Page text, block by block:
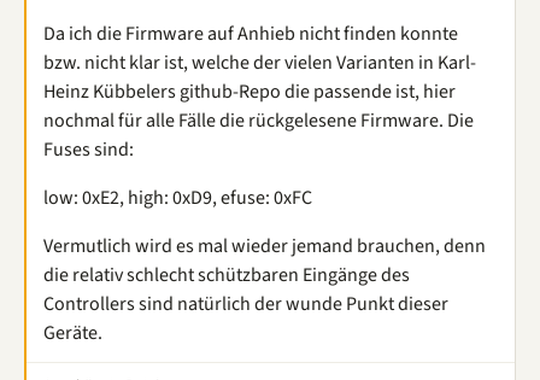
Da ich die Firmware auf Anhieb nicht finden konnte
bzw. nicht klar ist, welche der vielen Varianten in Karl-
Heinz Kübbelers github-Repo die passende ist, hier
nochmal für alle Fälle die rückgelesene Firmware. Die
Fuses sind:
low: 0xE2, high: 0xD9, efuse: 0xFC
Vermutlich wird es mal wieder jemand brauchen, denn
die relativ schlecht schützbaren Eingänge des
Controllers sind natürlich der wunde Punkt dieser
Geräte.